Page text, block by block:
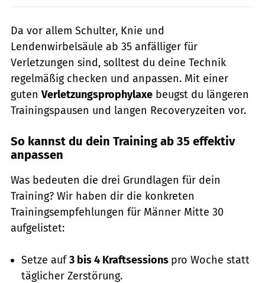
Da vor allem Schulter, Knie und
Lendenwirbelsäule ab 35 anfälliger für
Verletzungen sind, solltest du deine Technik
regelmäßig checken und anpassen. Mit einer
gutenVerletzungsprophylaxe beugst du längeren
Trainingspausen und langen Recoveryzeiten vor.
So kannst du dein Training ab 35 effektiv
anpassen
Was bedeuten die drei Grundlagen für dein
Training? Wir haben dir die konkreten
Trainingsempfehlungen für Männer Mitte 30
aufgelistet:
Setze auf3 bis 4 Kraftsessions pro Woche statt
täglicher Zerstörung.